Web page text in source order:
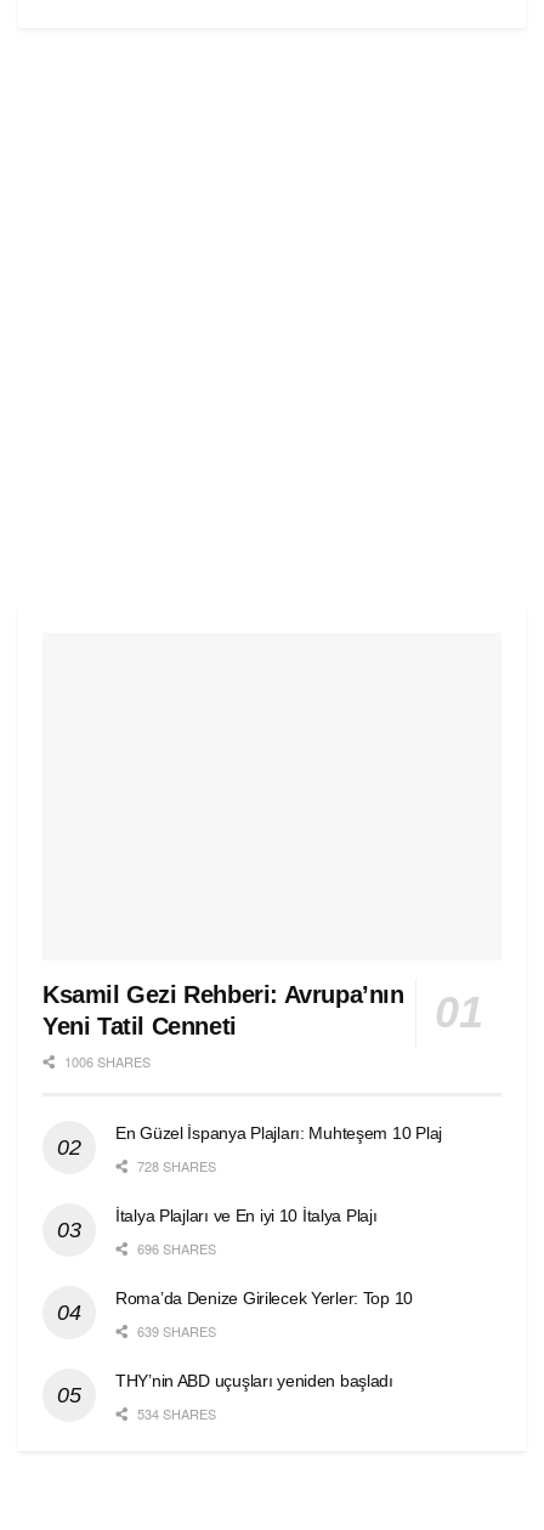
Ksamil Gezi Rehberi: Avrupa’nın
Yeni Tatil Cenneti
1006 SHARES
En Güzel İspanya Plajları: Muhteşem 10 Plaj
728 SHARES
İtalya Plajları ve En iyi 10 İtalya Plajı
696 SHARES
Roma’da Denize Girilecek Yerler: Top 10
639 SHARES
THY’nin ABD uçuşları yeniden başladı
534 SHARES